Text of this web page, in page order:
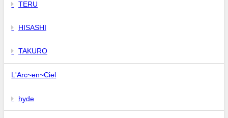
TERU
HISASHI
TAKURO
L'Arc~en~Ciel
hyde